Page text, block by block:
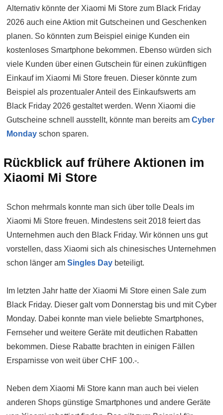
Alternativ könnte der Xiaomi Mi Store zum Black Friday
2026 auch eine Aktion mit Gutscheinen und Geschenken
planen. So könnten zum Beispiel einige Kunden ein
kostenloses Smartphone bekommen. Ebenso würden sich
viele Kunden über einen Gutschein für einen zukünftigen
Einkauf im Xiaomi Mi Store freuen. Dieser könnte zum
Beispiel als prozentualer Anteil des Einkaufswerts am
Black Friday 2026 gestaltet werden. Wenn Xiaomi die
Gutscheine schnell ausstellt, könnte man bereits am Cyber
Monday schon sparen.
Rückblick auf frühere Aktionen im
Xiaomi Mi Store
Schon mehrmals konnte man sich über tolle Deals im
Xiaomi Mi Store freuen. Mindestens seit 2018 feiert das
Unternehmen auch den Black Friday. Wir können uns gut
vorstellen, dass Xiaomi sich als chinesisches Unternehmen
schon länger am Singles Day beteiligt.
Im letzten Jahr hatte der Xiaomi Mi Store einen Sale zum
Black Friday. Dieser galt vom Donnerstag bis und mit Cyber
Monday. Dabei konnte man viele beliebte Smartphones,
Fernseher und weitere Geräte mit deutlichen Rabatten
bekommen. Diese Rabatte brachten in einigen Fällen
Ersparnisse von weit über CHF 100.-.
Neben dem Xiaomi Mi Store kann man auch bei vielen
anderen Shops günstige Smartphones und andere Geräte